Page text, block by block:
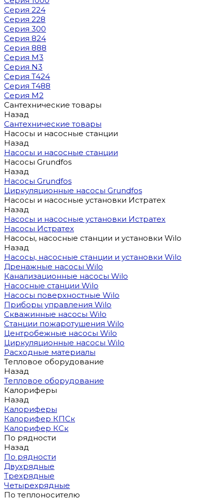
Серия 224
Серия 228
Серия 300
Серия 824
Серия 888
Серия M3
Серия N3
Серия T424
Серия T488
Серия М2
Сантехнические товары
Назад
Сантехнические товары
Насосы и насосные станции
Назад
Насосы и насосные станции
Насосы Grundfos
Назад
Насосы Grundfos
Циркуляционные насосы Grundfos
Насосы и насосные установки Истратех
Назад
Насосы и насосные установки Истратех
Насосы Истратех
Насосы, насосные станции и установки Wilo
Назад
Насосы, насосные станции и установки Wilo
Дренажные насосы Wilo
Канализационные насосы Wilo
Насосные станции Wilo
Насосы поверхностные Wilo
Приборы управления Wilo
Скважинные насосы Wilo
Станции пожаротушения Wilo
Центробежные насосы Wilo
Циркуляционные насосы Wilo
Расходные материалы
Тепловое оборудование
Назад
Тепловое оборудование
Калориферы
Назад
Калориферы
Калорифер КПСк
Калорифер КСк
По рядности
Назад
По рядности
Двухрядные
Трехрядные
Четырехрядные
По теплоносителю